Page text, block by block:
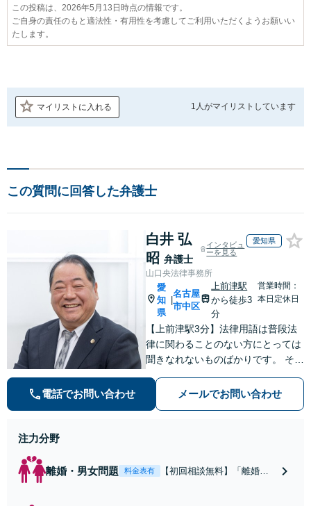
この投稿は、2026年5月13日時点の情報です。
ご自身の責任のもと適法性・有用性を考慮してご利用いただくようお願いい
たします。
マイリストに入れる 1人がマイリストしています
この質問に回答した弁護士
白井 弘
昭 弁護士
インタビュ
ーを見る
愛知県
山口央法律事務所
愛
知
県
名古屋
市中区
上前津駅
から徒歩3
分
営業時間：
本日定休日
【上前津駅3分】法律用語は普段法
律に関わることのない方にとっては
聞きなれないものばかりです。 その
丁寧にこれからの対応を説明させて
いただきます。最善の解決策は何な
電話でお問い合わせ メールでお問い合わせ
注力分野
離婚・男女問題 料金表有
【初回相談無料】「離婚す